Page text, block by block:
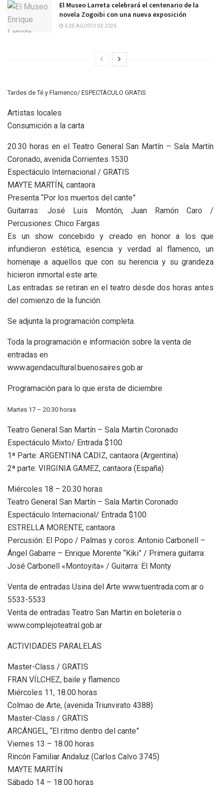
El Museo Larreta celebrará el centenario de la
novela Zogoibi con una nueva exposición
6 DE AGOSTO DE 2026
Tardes de Té y Flamenco/ ESPECTÁCULO GRATIS
Artistas locales
Consumición a la carta
20.30 horas en el Teatro General San Martín – Sala Martín
Coronado, avenida Corrientes 1530
Espectáculo Internacional / GRATIS
MAYTE MARTÍN, cantaora
Presenta “Por los muertos del cante”
Guitarras: José Luis Montón, Juan Ramón Caro /
Percusiones: Chico Fargas
Es un show concebido y creado en honor a los que
infundieron estética, esencia y verdad al flamenco, un
homenaje a aquellos que con su herencia y su grandeza
hicieron inmortal este arte.
Las entradas se retiran en el teatro desde dos horas antes
del comienzo de la función.
Se adjunta la programación completa.
Toda la programación e información sobre la venta de
entradas en
www.agendacultural.buenosaires.gob.ar
Programaciòn para lo que ersta de diciembre
Martes 17 – 20.30 horas
Teatro General San Martín – Sala Martín Coronado
Espectáculo Mixto/ Entrada $100
1ª Parte: ARGENTINA CADIZ, cantaora (Argentina)
2ª parte: VIRGINIA GAMEZ, cantaora (España)
Miércoles 18 – 20.30 horas
Teatro General San Martín – Sala Martín Coronado
Espectáculo Internacional/ Entrada $100
ESTRELLA MORENTE, cantaora
Percusión: El Popo / Palmas y coros: Antonio Carbonell –
Ángel Gabarre – Enrique Morente “Kiki” / Primera guitarra:
José Carbonell «Montoyita» / Guitarra: El Monty
Venta de entradas Usina del Arte www.tuentrada.com.ar o
5533-5533
Venta de entradas Teatro San Martin en boletería o
www.complejoteatral.gob.ar
ACTIVIDADES PARALELAS
Master-Class / GRATIS
FRAN VÍLCHEZ, baile y flamenco
Miércoles 11, 18.00 horas
Colmao de Arte, (avenida Triunvirato 4388)
Master-Class / GRATIS
ARCÁNGEL, “El ritmo dentro del cante”
Viernes 13 – 18.00 horas
Rincón Familiar Andaluz (Carlos Calvo 3745)
MAYTE MARTÍN
Sábado 14 – 18.00 horas